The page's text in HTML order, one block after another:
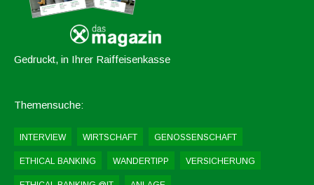
Gedruckt, in Ihrer Raiffeisenkasse
Themensuche:
INTERVIEW WIRTSCHAFT GENOSSENSCHAFT
ETHICAL BANKING WANDERTIPP VERSICHERUNG